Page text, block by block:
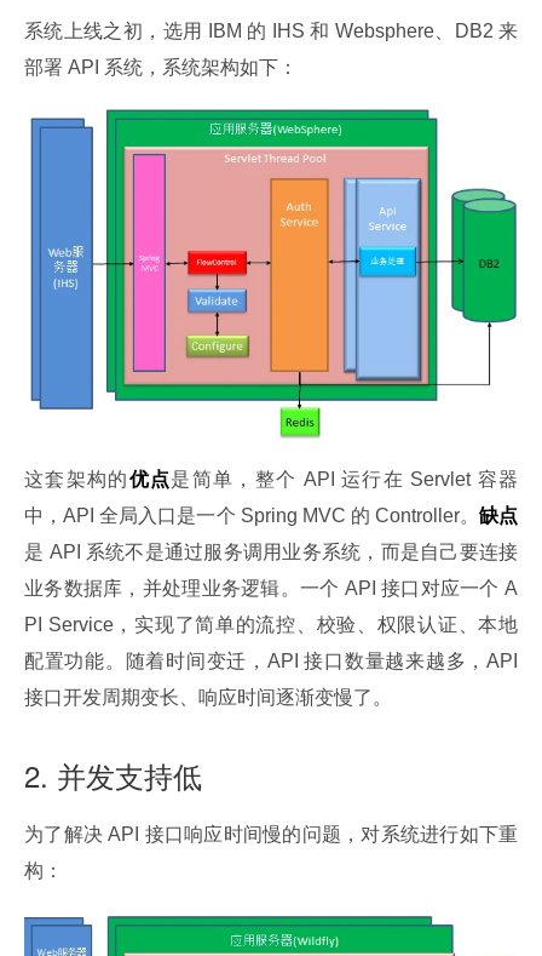
系统上线之初，选用 IBM 的 IHS 和 Websphere、DB2 来
部署 API 系统，系统架构如下：
这套架构的优点是简单，整个 API 运行在 Servlet 容器
中，API 全局入口是一个 Spring MVC 的 Controller。 缺点
是 API 系统不是通过服务调用业务系统，而是自己要连接
业务数据库，并处理业务逻辑。一个 API 接口对应一个 A
PI Service，实现了简单的流控、校验、权限认证、本地
配置功能。随着时间变迁，API 接口数量越来越多，API
接口开发周期变长、响应时间逐渐变慢了。
2. 并发支持低
为了解决 API 接口响应时间慢的问题，对系统进行如下重
构：